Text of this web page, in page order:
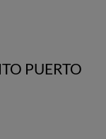
PUERTO